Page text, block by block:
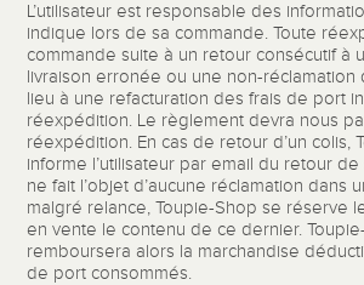
L’utilisateur est responsable des
indique lors de sa commande. Toute
commande suite à un retour consécutif à
livraison erronée ou une non-réclamation
lieu à une refacturation des frais de port
réexpédition. Le règlement devra nous
réexpédition. En cas de retour d’un colis,
informe l’utilisateur par email du retour
ne fait l’objet d’aucune réclamation dans
malgré relance, Toupie-Shop se réserve
en vente le contenu de ce dernier.
remboursera alors la marchandise
de port consommés.